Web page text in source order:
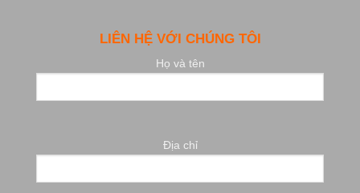
LIÊN HỆ VỚI CHÚNG TÔI
Họ và tên
Địa chỉ